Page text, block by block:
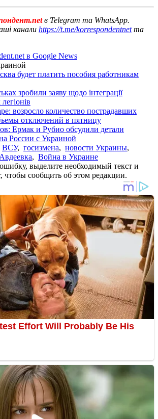
в Telegram та WhatsApp.
канали https://t.me/korrespondentnetта
в Google News
будет платить пособия работникам
зробили заяву щодо інтеграції
возросло количество пострадавших
отключений в пятницу
Ермак и Рубио обсудили детали
России с Украиной
ВСУ, госизмена, новости Украины,
Авдеевка, Война в Украине
выделите необходимый текст и
чтобы сообщить об этом редакции.